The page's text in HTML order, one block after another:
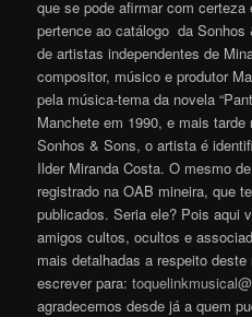
que se pode afirmar com
pertence ao catálogo da
de artistas independentes de
compositor, músico e produtor
pela música-tema da novela
Manchete em 1990, e mais
Sonhos & Sons, o artista é
Ilder Miranda Costa. O mesmo
registrado na OAB mineira, que
publicados. Seria ele? Pois aqui
amigos cultos, ocultos e
mais detalhadas a respeito
escrever para:
agradecemos desde já a quem